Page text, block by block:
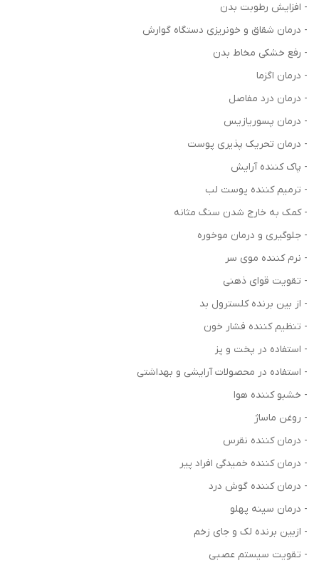
- افزایش رطوبت بدن
- درمان شقاق و خونریزی دستگاه گوارش
- رفع خشکی مخاط بدن
- درمان اگزما
- درمان درد مفاصل
- درمان پسوریازیس
- درمان تحریک پذیری پوست
- پاک کننده آرایش
- ترمیم کننده پوست لب
- کمک به خارج شدن سنگ مثانه
- جلوگیری و درمان موخوره
- نرم کننده موی سر
- تقویت قوای ذهنی
- از بین برنده کلسترول بد
- تنظیم کننده فشار خون
- استفاده در پخت و پز
- استفاده در محصولات آرایشی و بهداشتی
- خشبو کننده هوا
- روغن ماساژ
- درمان کننده نقرس
- درمان کننده خمیدگی افراد پیر
- درمان کننده گوش درد
- درمان سینه پهلو
- ازبین برنده لک و جای زخم
- تقویت سیستم عصبی